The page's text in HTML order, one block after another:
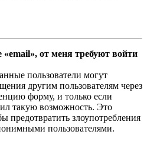
от меня требуют войти
пользователи могут
другим пользователям через
форму, и только если
такую возможность. Это
предотвратить злоупотребления
пользователями.